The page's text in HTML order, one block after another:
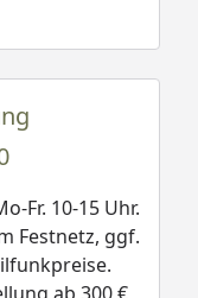
Fr. 10-15 Uhr.
Festnetz, ggf.